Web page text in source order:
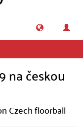
na českou
Czech floorball